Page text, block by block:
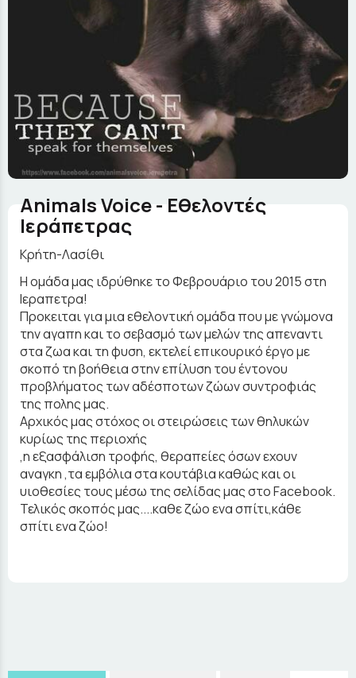
Animals Voice - Eθελοντές
Ιεράπετρας
Κρήτη-Λασίθι
Η ομάδα μας ιδρύθηκε το Φεβρουάριο του 2015 στη
Ιεραπετρα!
Προκειται για μια εθελοντική ομάδα που με γνώμονα
την αγαπη και το σεβασμό των μελών της απεναντι
στα ζωα και τη φυση, εκτελεί επικουρικό έργο με
σκοπό τη βοήθεια στην επίλυση του έντονου
προβλήματος των αδέσποτων ζώων συντροφιάς
της πολης μας.
Αρχικός μας στόχος οι στειρώσεις των θηλυκών
κυρίως της περιοχής
,η εξασφάλιση τροφής, θεραπείες όσων εχουν
αναγκη ,τα εμβόλια στα κουτάβια καθώς και οι
υιοθεσίες τους μέσω της σελίδας μας στο Facebook.
Τελικός σκοπός μας....καθε ζώο ενα σπίτι,κάθε
σπίτι ενα ζώο!